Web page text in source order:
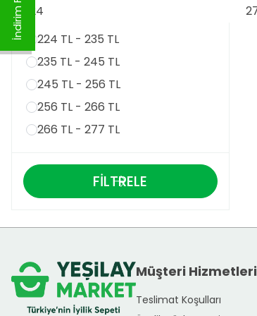
224 TL - 235 TL
235 TL - 245 TL
245 TL - 256 TL
256 TL - 266 TL
266 TL - 277 TL
FILTRELE
Müşteri Hizmetleri
Teslimat Koşulları